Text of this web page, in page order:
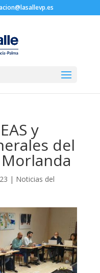
y
del
| Noticias del